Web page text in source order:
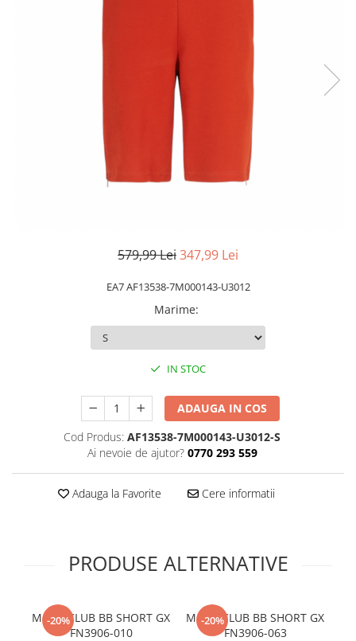
Sandale & Slapi copii
579,99 Lei347,99 Lei
EA7 AF13538-7M000143-U3012
Marime:
IN STOC
ADAUGA IN COS
Cod Produs: AF13538-7M000143-U3012-S
Ai nevoie de ajutor? 0770 293 559
Adauga la Favorite Cere informatii
PRODUSE ALTERNATIVE
-20%
M N K CLUB BB SHORT GX
FN3906-010
-20%
M N K CLUB BB SHORT GX
FN3906-063